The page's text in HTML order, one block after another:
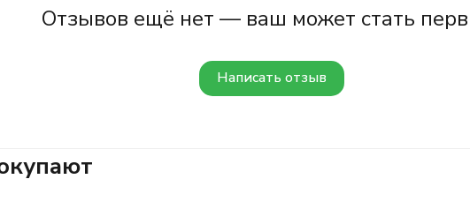
Отзывов ещё нет — ваш может стать
Написать отзыв